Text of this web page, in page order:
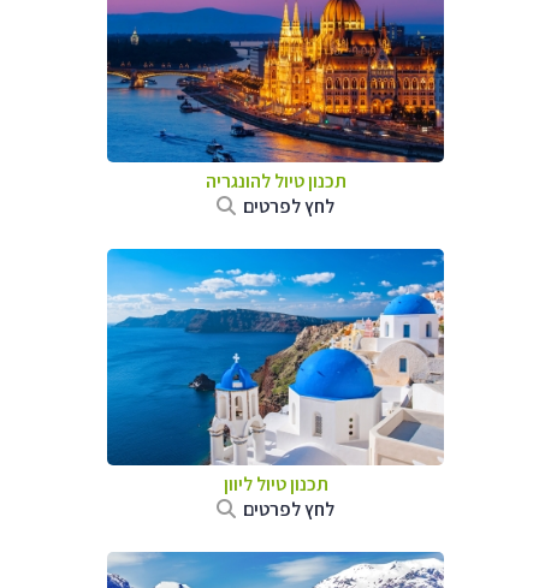
תכנון טיול להונגריה
לחץ לפרטים
תכנון טיול ליוון
לחץ לפרטים